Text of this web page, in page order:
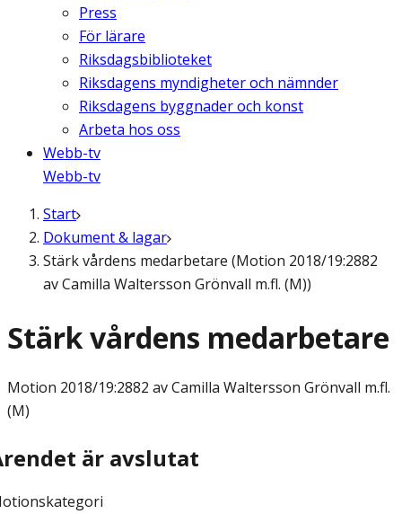
Press
För lärare
Riksdagsbiblioteket
Riksdagens myndigheter och nämnder
Riksdagens byggnader och konst
Arbeta hos oss
Webb-tv
Webb-tv
Start
Dokument & lagar
Stärk vårdens medarbetare (Motion 2018/19:2882
av Camilla Waltersson Grönvall m.fl. (M))
Stärk vårdens medarbetare
Motion 2018/19:2882 av Camilla Waltersson Grönvall m.fl.
(M)
är avslutat